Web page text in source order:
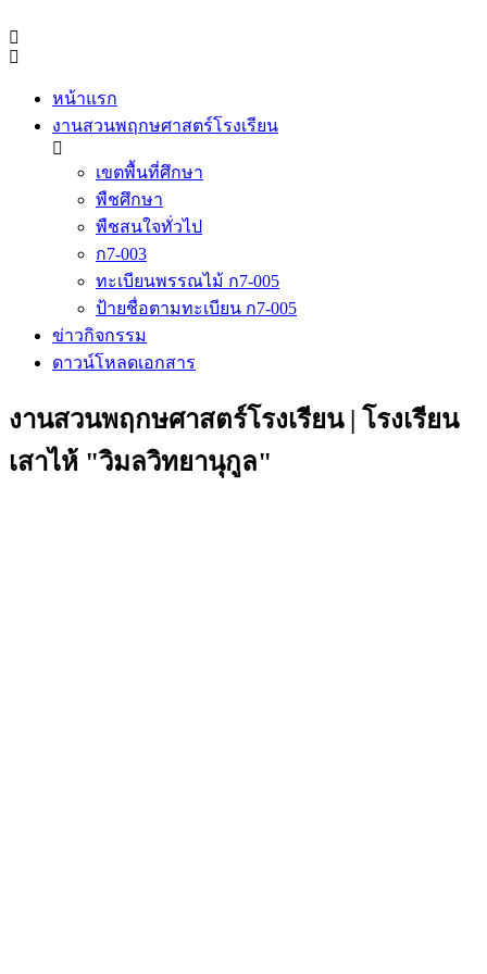
to
content
หน้าแรก
งานสวนพฤกษศาสตร์โรงเรียน
เขตพื้นที่ศึกษา
พืชศึกษา
พืชสนใจทั่วไป
ก7-003
ทะเบียนพรรณไม้ ก7-005
ป้ายชื่อตามทะเบียน ก7-005
ข่าวกิจกรรม
ดาวน์โหลดเอกสาร
งานสวนพฤกษศาสตร์โรงเรียน | โรงเรียน
เสาไห้ "วิมลวิทยานุกูล"